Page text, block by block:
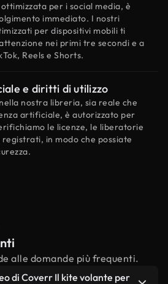
per i social media, è
immediato. I nostri
per dispositivi mobili ti
nei primi tre secondi e a
Reels e Shorts.
e diritti di utilizzo
nostra libreria, sia reale che
artificiale, è autorizzato per
le licenze, le liberatorie
in modo che possiate
alle domande più frequenti.
di Coverr Il kite volante per